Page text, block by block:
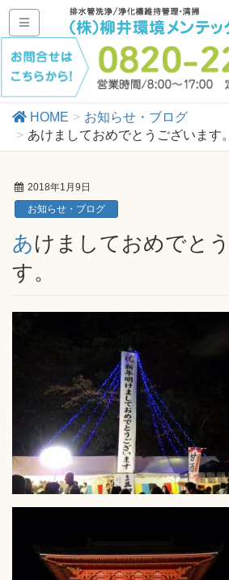
HOME
お知らせ・ブログ
あけましておめでとうございます。
2018年1月9日
お知らせ・ブログ
あけましておめでとうございま
す。